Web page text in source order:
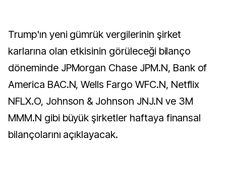
Trump'ın yeni gümrük vergilerinin şirket
karlarına olan etkisinin görüleceği bilanço
döneminde JPMorgan Chase JPM.N, Bank of
America BAC.N, Wells Fargo WFC.N, Netflix
NFLX.O, Johnson & Johnson JNJ.N ve 3M
MMM.N gibi büyük şirketler haftaya finansal
bilançolarını açıklayacak.